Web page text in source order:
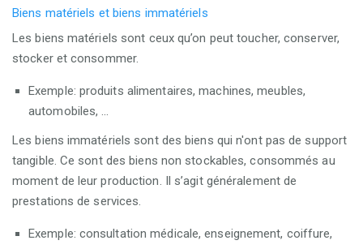
Biens matériels et biens immatériels
Les biens matériels sont ceux qu’on peut toucher, conserver,
stocker et consommer.
Exemple: produits alimentaires, machines, meubles,
automobiles, ...
Les biens immatériels sont des biens qui n'ont pas de support
tangible. Ce sont des biens non stockables, consommés au
moment de leur production. Il s’agit généralement de
prestations de services.
Exemple: consultation médicale, enseignement, coiffure,